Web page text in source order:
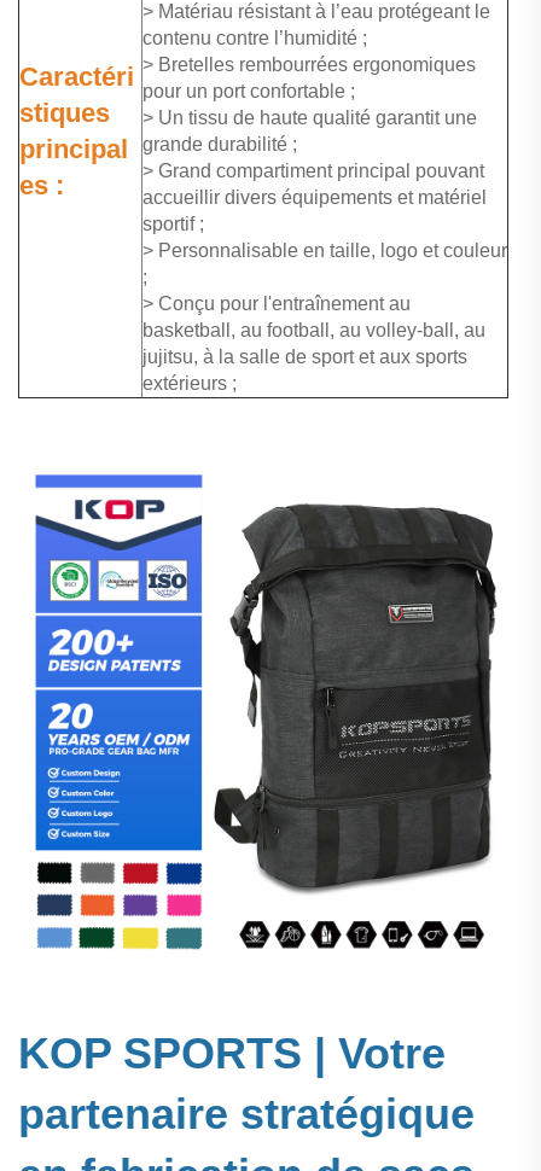
Caractéri
stiques
principal
es :
> Matériau résistant à l’eau protégeant le
contenu contre l’humidité ;
> Bretelles rembourrées ergonomiques
pour un port confortable ;
> Un tissu de haute qualité garantit une
grande durabilité ;
> Grand compartiment principal pouvant
accueillir divers équipements et matériel
sportif ;
> Personnalisable en taille, logo et couleur
;
> Conçu pour l'entraînement au
basketball, au football, au volley-ball, au
jujitsu, à la salle de sport et aux sports
extérieurs ;
KOP SPORTS | Votre
partenaire stratégique